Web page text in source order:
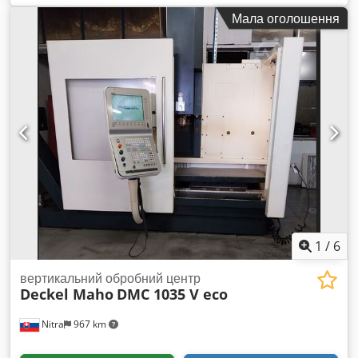
000 об/хв, Магазин інструментів на 30 позицій, конус SK 40,
Cjdozfx T Djpfx Agfjrf Охолодження через шпиндель, тиск
12 бар, Транспортер стружки
Мала оголошення
1 / 6
Nitra 967 km
вертикальний обробний центр
Deckel Maho DMC 1035 V eco